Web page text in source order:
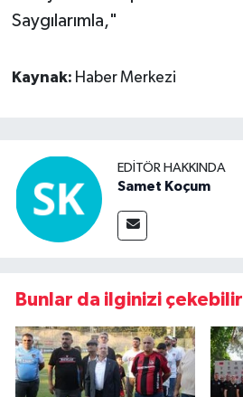
Saygılarımla,"
Kaynak: Haber Merkezi
EDITÖR HAKKINDA
Samet Koçum
Bunlar da ilginizi çekebilir